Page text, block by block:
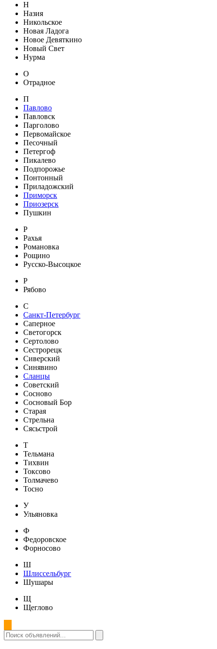
Н
Назия
Никольское
Новая Ладога
Новое Девяткино
Новый Свет
Нурма
О
Отрадное
П
Павлово
Павловск
Парголово
Первомайское
Песочный
Петергоф
Пикалево
Подпорожье
Понтонный
Приладожский
Приморск
Приозерск
Пушкин
Р
Рахья
Романовка
Рощино
Русско-Высоцкое
Р
Рябово
С
Санкт-Петербург
Саперное
Светогорск
Сертолово
Сестрорецк
Сиверский
Синявино
Сланцы
Советский
Сосново
Сосновый Бор
Старая
Стрельна
Сясьстрой
Т
Тельмана
Тихвин
Токсово
Толмачево
Тосно
У
Ульяновка
Ф
Федоровское
Форносово
Ш
Шлиссельбург
Шушары
Щ
Щеглово